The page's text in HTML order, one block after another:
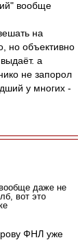
вообще
на
но объективно
а
не запорол
у многих -
даже не
вот это
ФНЛ уже